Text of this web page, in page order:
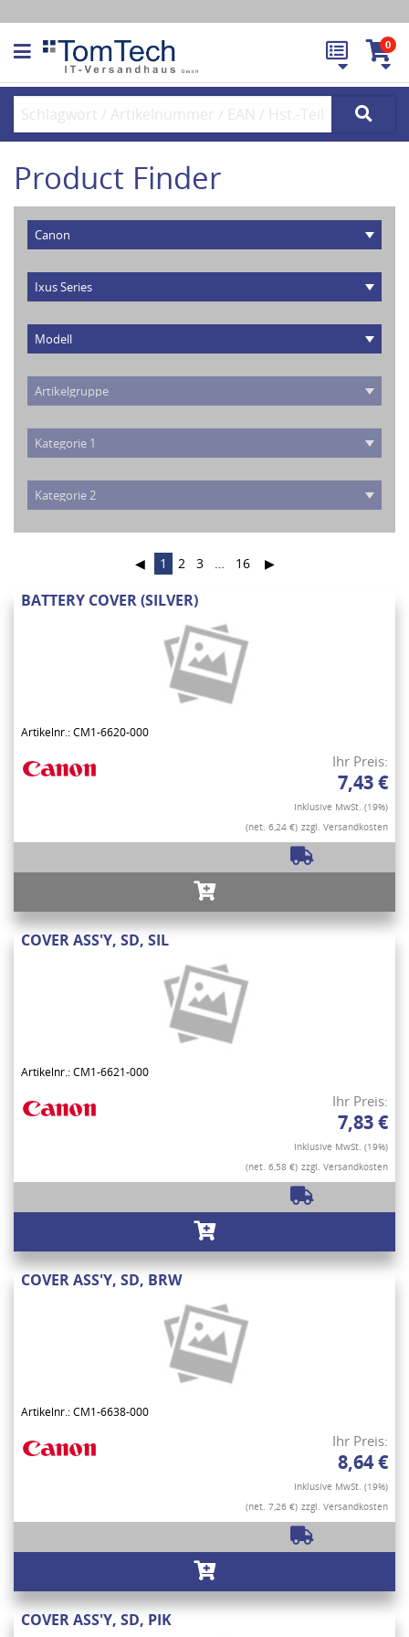
0
Product Finder
◀ 1 2 3 … 16 ▶
BATTERY COVER (SILVER)
Artikelnr.: CM1-6620-000
Ihr Preis:
7,43 €
Inklusive MwSt. (19%)
(net. 6,24 €) zzgl. Versandkosten
COVER ASS'Y, SD, SIL
Artikelnr.: CM1-6621-000
Ihr Preis:
7,83 €
Inklusive MwSt. (19%)
(net. 6,58 €) zzgl. Versandkosten
COVER ASS'Y, SD, BRW
Artikelnr.: CM1-6638-000
Ihr Preis:
8,64 €
Inklusive MwSt. (19%)
(net. 7,26 €) zzgl. Versandkosten
COVER ASS'Y, SD, PIK